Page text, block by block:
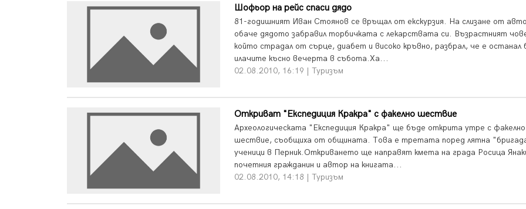
Шофьор на рейс спаси дядо
81-годишният Иван Стоянов се връщал от екскурзия. На слизане от
обаче дядото забравил торбичката с лекарствата си. Възрастният
който страдал от сърце, диабет и високо кръвно, разбрал, че е останал
илачите късно вечерта в събота.Ха...
02.08.2010, 16:19 | Туризъм
Откриват "Експедиция Кракра" с факелно шествие
Археологическата "Експедиция Кракра" ще бъде открита утре с факелно
шествие, съобщиха от общината. Това е третата поред лятна
ученици в Перник.Откриването ще направят кмета на града Росица
почетния гражданин и автор на книгата...
02.08.2010, 14:18 | Туризъм